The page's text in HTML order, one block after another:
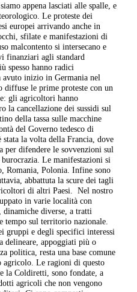
appena lasciati alle spalle, e
Le proteste dei
europei arrivando anche in
sfilate e manifestazioni di
malcontento si intersecano e
finanziari agli standard
spesso hanno radici
avuto inizio in Germania nel
diffuse le prime proteste con un
gli agricoltori hanno
la cancellazione dei sussidi sul
della tassa sulle macchine
del Governo tedesco di
la volta della Francia, dove
per difendere le sovvenzioni sul
Le manifestazioni si
Romania, Polonia. Infine sono
abbattuta la scure dei tagli
di altri Paesi.
Nel nostro
in varie località con
diverse, a tratti
tempo sul territorio nazionale.
gruppi e degli specifici interessi
delineare, appoggiati più o
politica, resta una base comune
agricolo. Le ragioni di questo
la Coldiretti, sono fondate, a
agricoli che non vengono